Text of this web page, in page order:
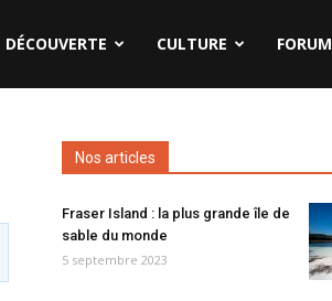
DÉCOUVERTE CULTURE FORUM
Nos articles
Fraser Island : la plus grande île de
sable du monde
5 septembre 2023